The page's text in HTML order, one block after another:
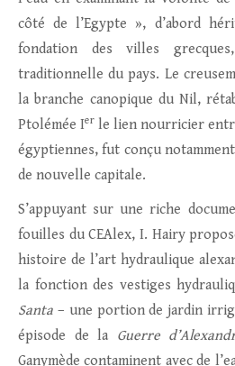
côté de l’Egypte », d’abord
fondation des villes
traditionnelle du pays. Le
la branche canopique du Nil,
Ptolémée Ier le lien nourricier
égyptiennes, fut conçu
de nouvelle capitale.
S’appuyant sur une riche
fouilles du CEAlex, I. Hairy
histoire de l’art hydraulique
la fonction des vestiges
Santa – une portion de jardin
épisode de la Guerre
Ganymède contaminent avec de